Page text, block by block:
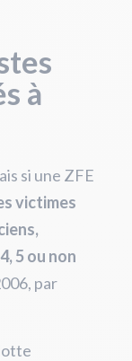
à
si une ZFE
victimes
5 ou non
par